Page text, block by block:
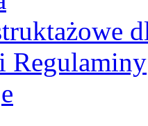
Regulaminy